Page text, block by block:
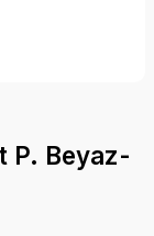
P. Beyaz-